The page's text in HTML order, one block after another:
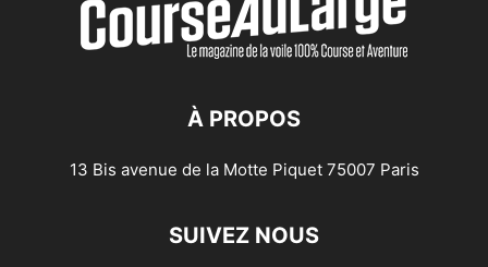
À PROPOS
13 Bis avenue de la Motte Piquet 75007 Paris
SUIVEZ NOUS